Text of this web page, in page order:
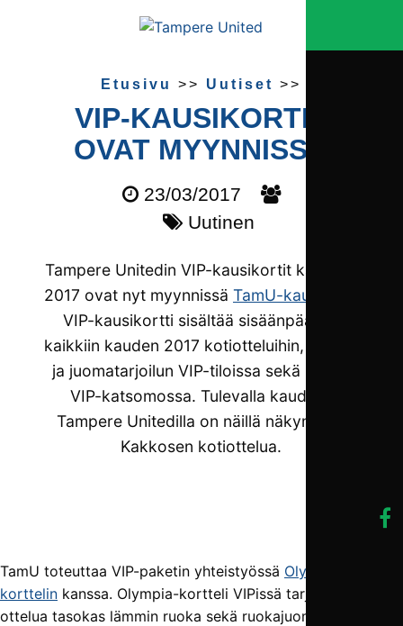
Etusivu >> Uutiset >>
VIP-KAUSIKORTIT
OVAT MYYNNISSÄ
23/03/2017
Uutinen
Tampere Unitedin VIP-kausikortit kaudelle
2017 ovat nyt myynnissä TamU-kaupassa
VIP-kausikortti sisältää sisäänpääsyn
kaikkiin kauden 2017 kotiotteluihin, ruoka-
ja juomatarjoilun VIP-tiloissa sekä paikat
VIP-katsomossa. Tulevalla kaudella
Tampere Unitedilla on näillä näkymin 11
Kakkosen kotiottelua.
TamU toteuttaa VIP-paketin yhteistyössä Olympia-
korttelin kanssa. Olympia-kortteli VIPissä tarjotaan ennen
ottelua tasokas lämmin ruoka sekä ruokajuoma, ja